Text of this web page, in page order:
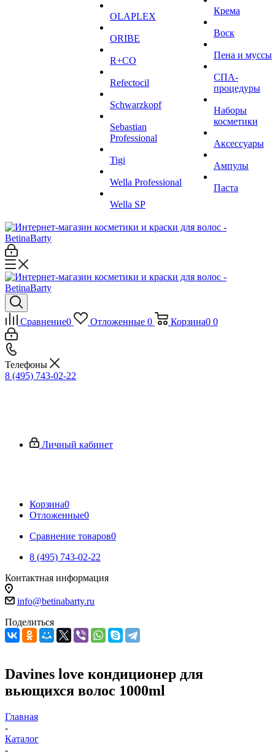
OLAPLEX
ORIBE
R+CO
Refectocil
Schwarzkopf
Sebastian
Professional
Tigi
Wella Professional
Wella SP
Крема
Воск
Пена и муссы
СПА-
процедуры
Наборы
косметики
Аксессуары
Ампулы
Паста
Сравнение0 Отложенные 0 Корзина0 0
Телефоны
8 (495) 743-02-22
Личный кабинет
Корзина0
Отложенные0
Сравнение товаров0
8 (495) 743-02-22
Контактная информация
info@betinabarty.ru
Поделиться
Davines love кондиционер для
вьющихся волос 1000ml
Главная
-
Каталог
-